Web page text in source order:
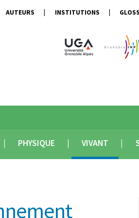
AUTEURS INSTITUTIONS
PHYSIQUE VIVANT